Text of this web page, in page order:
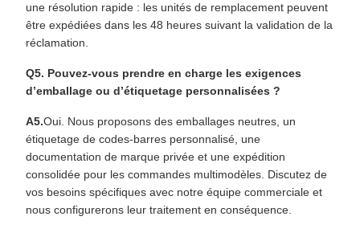
une résolution rapide : les unités de remplacement peuvent
être expédiées dans les 48 heures suivant la validation de la
réclamation.
Q5. Pouvez-vous prendre en charge les exigences
d’emballage ou d’étiquetage personnalisées ?
A5.Oui. Nous proposons des emballages neutres, un
étiquetage de codes-barres personnalisé, une
documentation de marque privée et une expédition
consolidée pour les commandes multimodèles. Discutez de
vos besoins spécifiques avec notre équipe commerciale et
nous configurerons leur traitement en conséquence.